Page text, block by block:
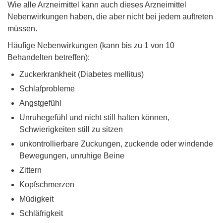
Wie alle Arzneimittel kann auch dieses Arzneimittel
Nebenwirkungen haben, die aber nicht bei jedem auftreten
müssen.
Häuﬁge Nebenwirkungen (kann bis zu 1 von 10
Behandelten betreffen):
Zuckerkrankheit (Diabetes mellitus)
Schlafprobleme
Angstgefühl
Unruhegefühl und nicht still halten können,
Schwierigkeiten still zu sitzen
unkontrollierbare Zuckungen, zuckende oder windende
Bewegungen, unruhige Beine
Zittern
Kopfschmerzen
Müdigkeit
Schläfrigkeit